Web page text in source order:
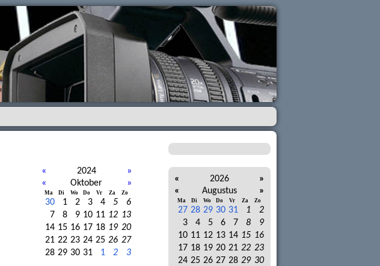
« 2026
»
«
Augustus »
Ma Di Wo Do Vr Za Zo
27 28 29 30 31 1
2
3
4 5 6 7 8
9
10 11 12 13 14 15 16
17 18 19 20 21 22 23
24 25 26 27 28 29 30
« 2024
»
«
Oktober »
Ma Di Wo Do Vr Za Zo
30 1 2 3 4 5
6
7
8 9 10 11 12 13
14 15 16 17 18 19 20
21 22 23 24 25 26 27
28 29 30 31 1 2 3